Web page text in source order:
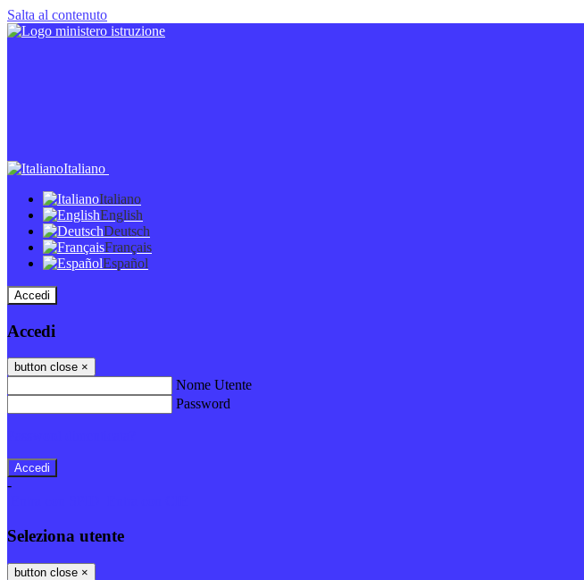
Salta al contenuto
Italiano
Italiano
English
Deutsch
Français
Español
Accedi
Accedi
button close ×
Nome Utente
Password
-
Seleziona utente
button close ×